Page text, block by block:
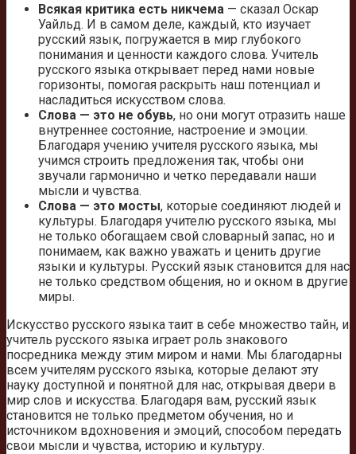
Всякая критика есть никчема — сказал Оскар
Уайльд. И в самом деле, каждый, кто изучает
русский язык, погружается в мир глубокого
понимания и ценности каждого слова. Учитель
русского языка открывает перед нами новые
горизонты, помогая раскрыть наш потенциал и
насладиться искусством слова.
Слова — это не обувь, но они могут отразить наше
внутреннее состояние, настроение и эмоции.
Благодаря учению учителя русского языка, мы
учимся строить предложения так, чтобы они
звучали гармонично и четко передавали наши
мысли и чувства.
Слова — это мосты, которые соединяют людей и
культуры. Благодаря учителю русского языка, мы
не только обогащаем свой словарный запас, но и
понимаем, как важно уважать и ценить другие
языки и культуры. Русский язык становится для нас
не только средством общения, но и окном в другие
миры.
Искусство русского языка таит в себе множество тайн, и
учитель русского языка играет роль знакового
посредника между этим миром и нами. Мы благодарны
всем учителям русского языка, которые делают эту
науку доступной и понятной для нас, открывая двери в
мир слов и искусства. Благодаря вам, русский язык
становится не только предметом обучения, но и
источником вдохновения и эмоций, способом передать
свои мысли и чувства, историю и культуру.